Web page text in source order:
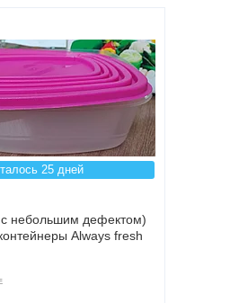
25 дней
с небольшим дефектом)
Always fresh